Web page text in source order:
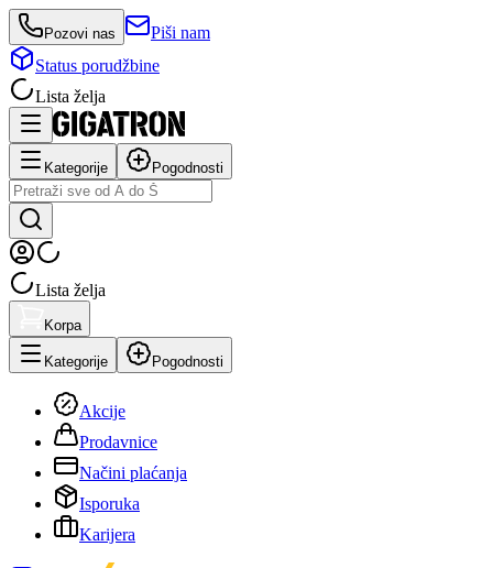
Pozovi nas
Piši nam
Status porudžbine
Lista želja
Kategorije Pogodnosti
Lista želja
Korpa
Kategorije Pogodnosti
Akcije
Prodavnice
Načini plaćanja
Isporuka
Karijera